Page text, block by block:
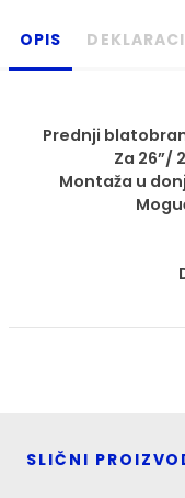
OPIS
Prednji
Za 26”/
Montaža u
SLIČNI